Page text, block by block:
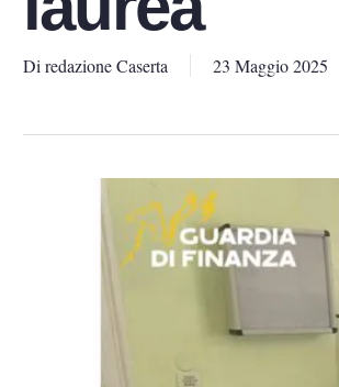
Di redazione Caserta 23 Maggio 2025